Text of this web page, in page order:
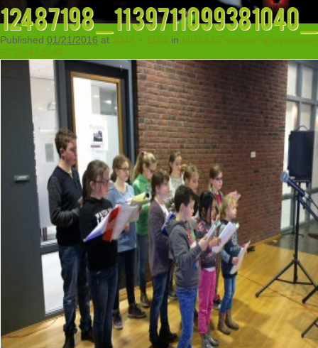
Published 01/21/2016 at 2048 × 1154 in
MUTAZE succes op
ETTEN-LEUR